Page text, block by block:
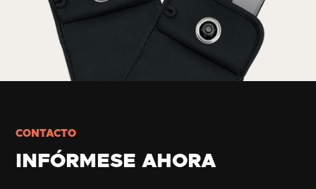
CONTACTO
INFÓRMESE AHORA